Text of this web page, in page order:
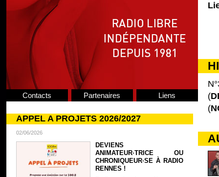
Contacts Partenaires Liens
APPEL A PROJETS 2026/2027
02/06/2026
DEVIENS
ANIMATEUR·TRICE OU
CHRONIQUEUR·SE À RADIO
RENNES !
(
(